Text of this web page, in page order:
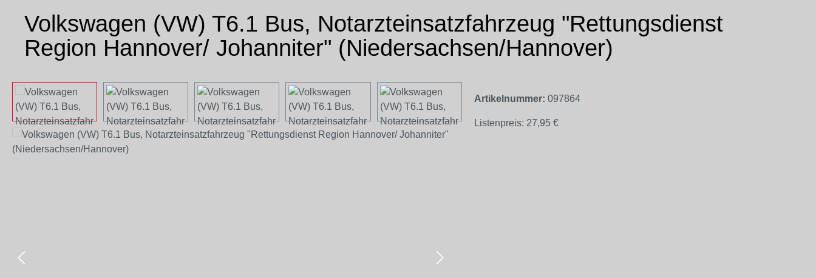
Volkswagen (VW) T6.1 Bus, Notarzteinsatzfahrzeug "Rettungsdienst
Region Hannover/ Johanniter" (Niedersachsen/Hannover)
Bildergalerie überspringen
Artikelnummer: 097864
Listenpreis: 27,95 €